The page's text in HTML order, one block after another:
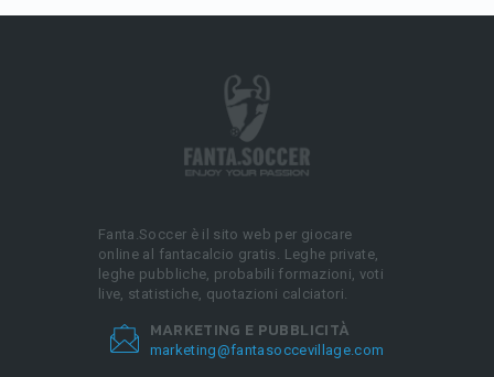
Fanta.Soccer è il sito web per giocare
online al fantacalcio gratis. Leghe private,
leghe pubbliche, probabili formazioni, voti
live, statistiche, quotazioni calciatori.
MARKETING E PUBBLICITÀ
marketing@fantasoccevillage.com